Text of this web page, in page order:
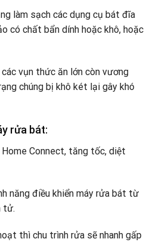
làm sạch các dụng cụ bát đĩa
có chất bẩn dính hoặc khô, hoặc
vụn thức ăn lớn còn vương
chúng bị khô két lại gây khó
rửa bát:
Connect, tăng tốc, diệt
năng điều khiển máy rửa bát từ
tử.
thì chu trình rửa sẽ nhanh gấp